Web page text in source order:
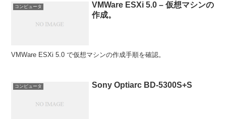
コンピュータ
VMWare ESXi 5.0 – 仮想マシンの
作成。
VMWare ESXi 5.0 で仮想マシンの作成手順を確認。
コンピュータ Sony Optiarc BD-5300S+S